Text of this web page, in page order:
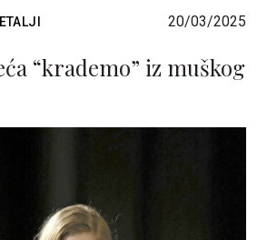
20/03/2025
“krademo” iz muškog